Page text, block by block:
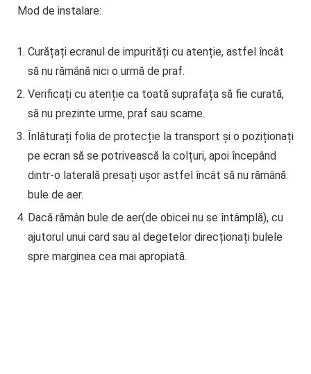
Mod de instalare:
Curățați ecranul de impurități cu atenție, astfel încât
să nu rămână nici o urmă de praf.
Verificați cu atenție ca toată suprafața să fie curată,
să nu prezinte urme, praf sau scame.
Înlăturați folia de protecție la transport și o poziționați
pe ecran să se potrivească la colțuri, apoi începând
dintr-o laterală presați ușor astfel încât să nu rămână
bule de aer.
Dacă rămân bule de aer(de obicei nu se întâmplă), cu
ajutorul unui card sau al degetelor direcționați bulele
spre marginea cea mai apropiată.